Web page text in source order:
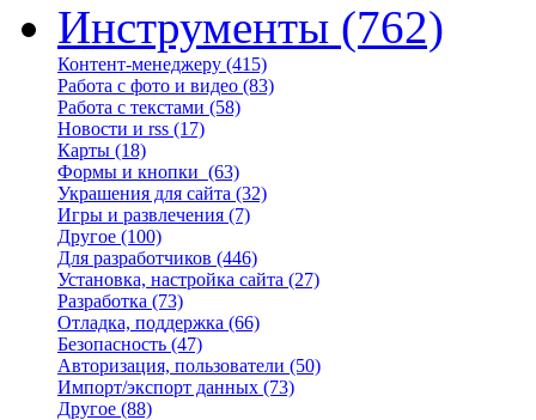
Инструменты (762)
Контент-менеджеру (415)
Работа с фото и видео (83)
Работа с текстами (58)
Новости и rss (17)
Карты (18)
Формы и кнопки (63)
Украшения для сайта (32)
Игры и развлечения (7)
Другое (100)
Для разработчиков (446)
Установка, настройка сайта (27)
Разработка (73)
Отладка, поддержка (66)
Безопасность (47)
Авторизация, пользователи (50)
Импорт/экспорт данных (73)
Другое (88)